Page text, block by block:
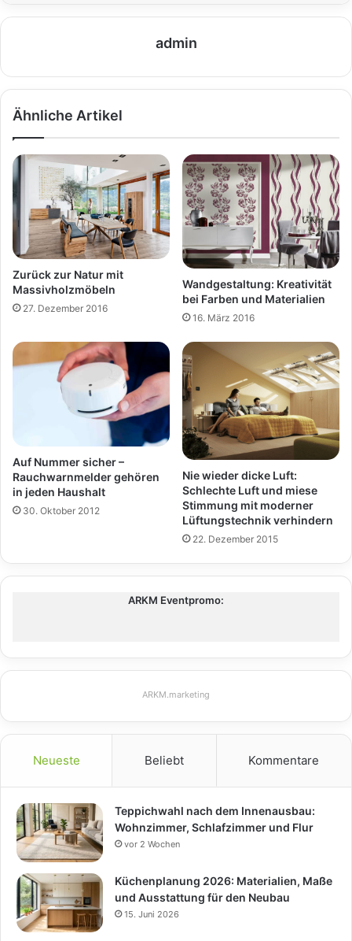
admin
Ähnliche Artikel
Zurück zur Natur mit
Massivholzmöbeln
27. Dezember 2016
Wandgestaltung: Kreativität
bei Farben und Materialien
16. März 2016
Auf Nummer sicher –
Rauchwarnmelder gehören
in jeden Haushalt
30. Oktober 2012
Nie wieder dicke Luft:
Schlechte Luft und miese
Stimmung mit moderner
Lüftungstechnik verhindern
22. Dezember 2015
ARKM Eventpromo:
ARKM.marketing
Neueste Beliebt Kommentare
Teppichwahl nach dem Innenausbau:
Wohnzimmer, Schlafzimmer und Flur
vor 2 Wochen
Küchenplanung 2026: Materialien, Maße
und Ausstattung für den Neubau
15. Juni 2026